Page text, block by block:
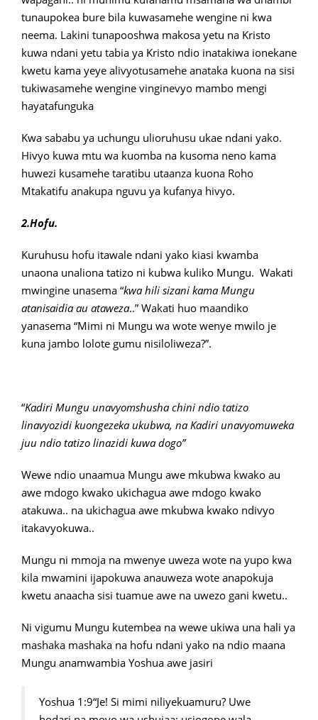
tunaupokea bure bila kuwasamehe wengine ni kwa
neema. Lakini tunapooshwa makosa yetu na Kristo
kuwa ndani yetu tabia ya Kristo ndio inatakiwa ionekane
kwetu kama yeye alivyotusamehe anataka kuona na sisi
tukiwasamehe wengine vinginevyo mambo mengi
hayatafunguka
Kwa sababu ya uchungu ulioruhusu ukae ndani yako.
Hivyo kuwa mtu wa kuomba na kusoma neno kama
huwezi kusamehe taratibu utaanza kuona Roho
Mtakatifu anakupa nguvu ya kufanya hivyo.
2.Hofu.
Kuruhusu hofu itawale ndani yako kiasi kwamba
unaona unaliona tatizo ni kubwa kuliko Mungu. Wakati
mwingine unasema “kwa hili sizani kama Mungu
atanisaidia au ataweza..” Wakati huo maandiko
yanasema “Mimi ni Mungu wa wote wenye mwilo je
kuna jambo lolote gumu nisiloliweza?”.
“Kadiri Mungu unavyomshusha chini ndio tatizo
linavyozidi kuongezeka ukubwa, na Kadiri unavyomuweka
juu ndio tatizo linazidi kuwa dogo”
Wewe ndio unaamua Mungu awe mkubwa kwako au
awe mdogo kwako ukichagua awe mdogo kwako
atakuwa.. na ukichagua awe mkubwa kwako ndivyo
itakavyokuwa..
Mungu ni mmoja na mwenye uweza wote na yupo kwa
kila mwamini ijapokuwa anauweza wote anapokuja
kwetu anaacha sisi tuamue awe na uwezo gani kwetu..
Ni vigumu Mungu kutembea na wewe ukiwa una hali ya
mashaka mashaka na hofu ndani yako na ndio maana
Mungu anamwambia Yoshua awe jasiri
Yoshua 1:9“Je! Si mimi niliyekuamuru? Uwe